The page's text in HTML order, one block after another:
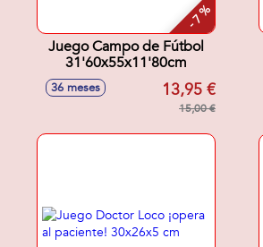
- 7 %
Juego Campo de Fútbol
31'60x55x11'80cm
36 meses 13,95 €
15,00 €